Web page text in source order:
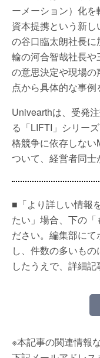
ーメーション）化
資本提携という新
の谷口臨太朗社長
輸の河合智哉社長
の意思決定や現場
点から具体的な事例
Univearthは、受発
る「LIFTI」シリー
格競争に依存しな
ついて、経営者同士
■「より詳しい情報
たい」場合、下の「
ださい。編集部に
し、件数の多いも
したうえで、詳細記
※本記事の関連情報